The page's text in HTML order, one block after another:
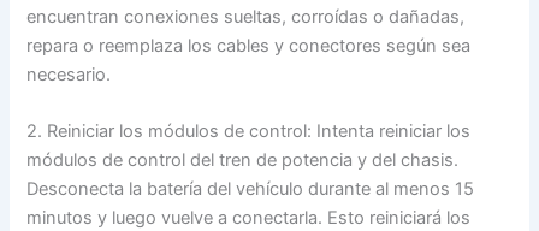
encuentran conexiones sueltas, corroídas o dañadas,
repara o reemplaza los cables y conectores según sea
necesario.
2. Reiniciar los módulos de control: Intenta reiniciar los
módulos de control del tren de potencia y del chasis.
Desconecta la batería del vehículo durante al menos 15
minutos y luego vuelve a conectarla. Esto reiniciará los